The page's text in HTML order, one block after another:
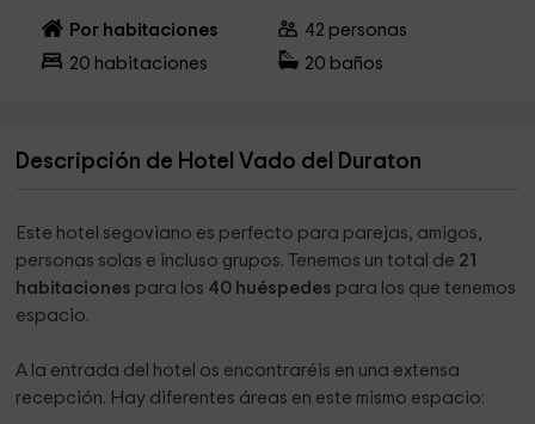
Por habitaciones 42 personas
20 habitaciones 20 baños
Descripción de Hotel Vado del Duraton
Este hotel segoviano es perfecto para parejas, amigos,
personas solas e incluso grupos. Tenemos un total de 21
habitaciones para los 40 huéspedes para los que tenemos
espacio.
A la entrada del hotel os encontraréis en una extensa
recepción. Hay diferentes áreas en este mismo espacio: